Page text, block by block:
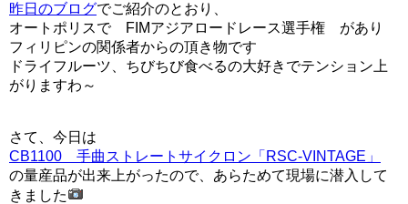
昨日のブログでご紹介のとおり、
オートポリスで
FIMアジアロードレース選手権 があり
フィリピンの関係者からの頂き物です
ドライフルーツ、ちびちび食べるの大好きでテンション上
がりますわ～
さて、今日は
CB1100 手曲ストレートサイクロン「RSC-VINTAGE」
の量産品が出来上がったので、あらためて現場に潜入して
きました